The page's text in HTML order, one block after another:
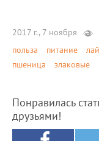
2017 г., 7 ноября
польза
питание
пшеница
злаковые
Понравилась
друзьями!